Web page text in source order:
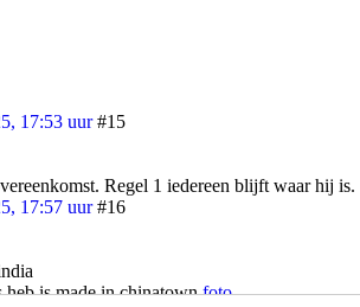
17:53 uur #15
Regel 1 iedereen blijft waar hij is.
17:57 uur #16
is made in chinatownfoto